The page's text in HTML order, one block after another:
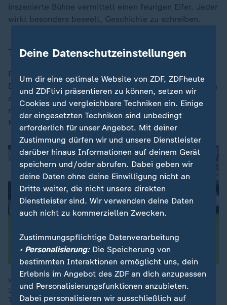
inszenierte Bühne vermittelt einen feurigen Eifer. Jeder
wirkt besonders beseelt, Geschichte zu schreiben.
Thomas Müller erklärt die Superstars
Für die Vermarktung des XXL-Formats kann nichts
Besseres passieren. Die FIFA hat durch die Ausweitung
auf 48 Teams diese Entwicklung gefördert, denn
manch einem Gegner fehlte schlicht die Qualität, um
Messi, Mbappé, Haaland und Kane zu stoppen.
Kylian Mbappé, Michael Olise und Co. starten gegen
Schweden in die K.o.-Runde. Können die Skandinavier die
Topfavoriten der Équipe Tricolore vor Probleme stellen?
Deine Datenschutzeinstellungen
Um dir eine optimale Website von ZDF, ZDFheute
und ZDFtivi präsentieren zu können, setzen wir
Cookies und vergleichbare Techniken ein. Einige
der eingesetzten Techniken sind unbedingt
erforderlich für unser Angebot. Mit deiner
Zustimmung dürfen wir und unsere Dienstleister
darüber hinaus Informationen auf deinem Gerät
speichern und/oder abrufen. Dabei geben wir
deine Daten ohne deine Einwilligung nicht an
Dritte weiter, die nicht unsere direkten
Dienstleister sind. Wir verwenden deine Daten
auch nicht zu kommerziellen Zwecken.
Zustimmungspflichtige Datenverarbeitung
• Personalisierung:Die Speicherung von
bestimmten Interaktionen ermöglicht uns, dein
Erlebnis im Angebot des ZDF an dich anzupassen
und Personalisierungsfunktionen anzubieten.
Dabei personalisieren wir ausschließlich auf